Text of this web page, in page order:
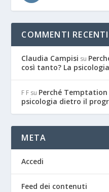
COMMENTI RECENTI
Claudia Campisi su
così tanto? La
F F su Perché
psicologia dietro il
META
Accedi
Feed dei contenuti